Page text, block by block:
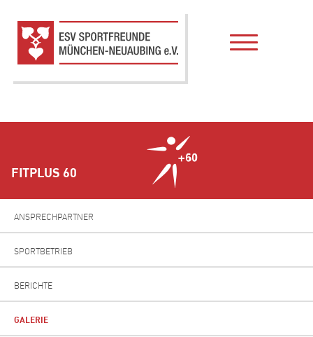
FITPLUS 60
ANSPRECHPARTNER
SPORTBETRIEB
BERICHTE
GALERIE